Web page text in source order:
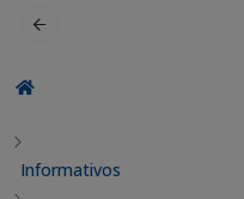
Informativos